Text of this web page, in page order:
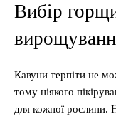
Вибір
Кавуни терпіти не
тому ніякого
для кожної рослини.